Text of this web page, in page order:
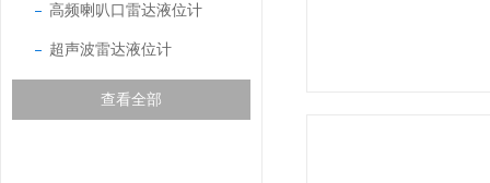
高频喇叭口雷达液位计
超声波雷达液位计
查看全部